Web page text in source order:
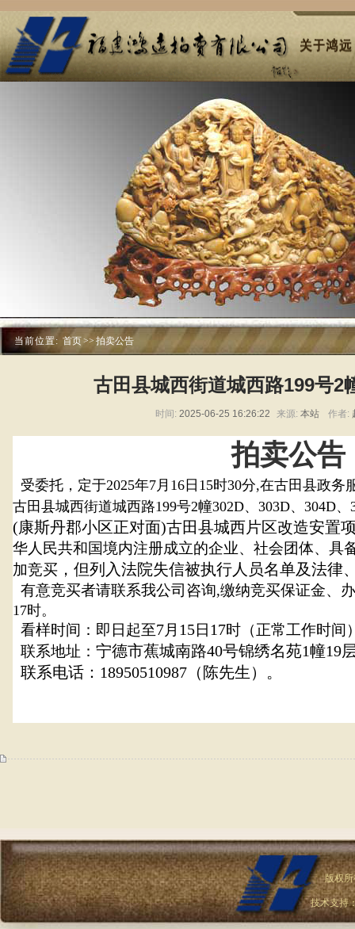
当前位置: 首页>> 拍卖公告
古田县城西街道城西路199号2
时间: 2025-06-25 16:26:22 来源: 本站 作者:
拍卖公告
受委托， 定于2025年7月16日15时30分,在古田县政务
古田县城西街道城西路199号2幢302D、303D、304D、
(康斯丹郡小区正对面)古田县城西片区改造安置
华人民共和国境内注册成立的企业、社会团体、具
加竞买 ，但列入法院失信被执行人员名单及法律
有意竞买者请联系我公司咨询,缴纳竞买保证金、
17时。
看样时间：即日起至7月 15日 17时（正常工作时间
联系地址： 宁德市蕉城南路40号锦绣名苑1幢19
联系电话：18950510987（陈先生）。
版权
技术支持